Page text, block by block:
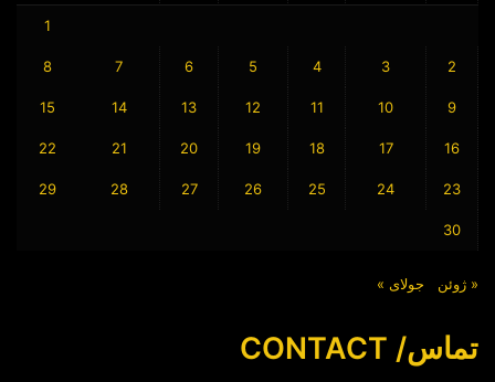
1
2
3
4
5
6
7
8
9
10
11
12
13
14
15
16
17
18
19
20
21
22
23
24
25
26
27
28
29
30
« ژوئن جولای »
تماس/ CONTACT